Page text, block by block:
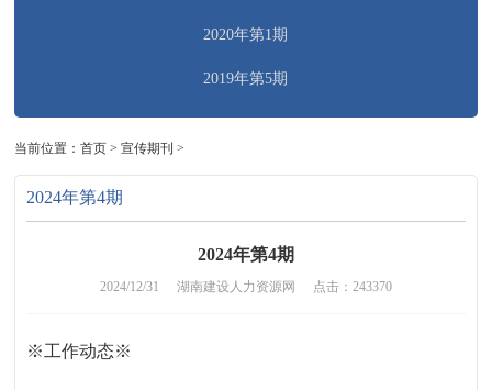
2020年第1期
2019年第5期
当前位置：首页 >宣传期刊 >
2024年第4期
2024年第4期
2024/12/31 湖南建设人力资源网 点击：243370
※工作动态※